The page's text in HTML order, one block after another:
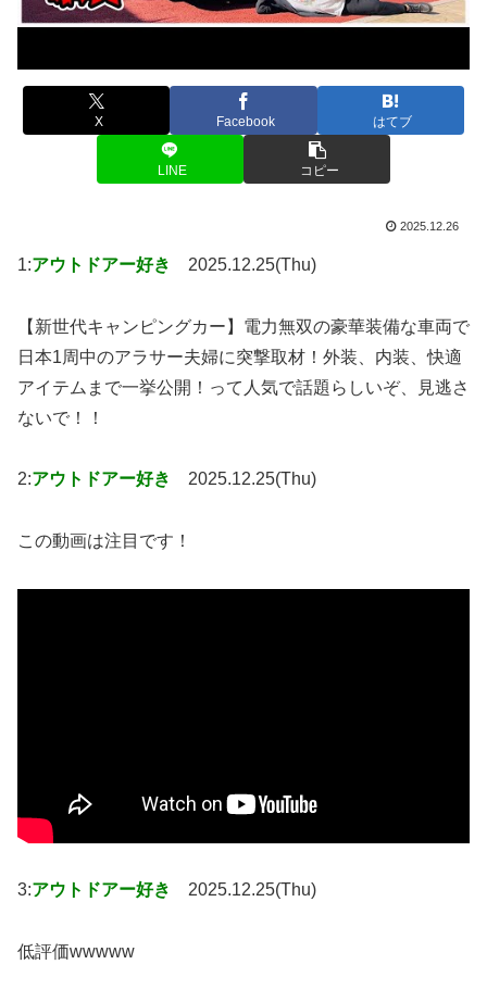
X Facebook はてブ
LINE コピー
2025.12.26
1:アウトドアー好き 2025.12.25(Thu)
【新世代キャンピングカー】電力無双の豪華装備な車両で
日本1周中のアラサー夫婦に突撃取材！外装、内装、快適
アイテムまで一挙公開！って人気で話題らしいぞ、見逃さ
ないで！！
2:アウトドアー好き 2025.12.25(Thu)
この動画は注目です！
3:アウトドアー好き 2025.12.25(Thu)
低評価wwwww